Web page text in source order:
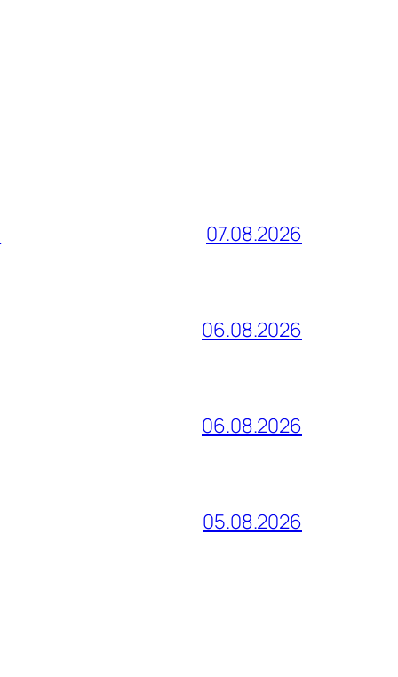
07.08.2026
06.08.2026
06.08.2026
05.08.2026